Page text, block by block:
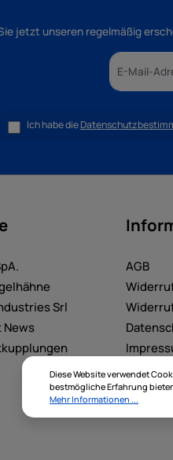
jetzt unseren regelmäßig
Ich habe die
Srl
News
AGB
Diese Website verwendet
bestmögliche Erfahrung
Mehr Informationen ...